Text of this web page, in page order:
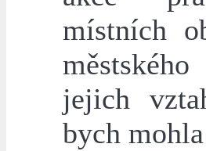
místních
jejich
bych